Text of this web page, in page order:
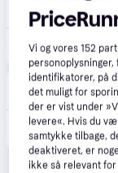
49 kr.
World of Goo 2
49 kr.
World of Goo 2
Vi og vores152
identifikatorer, på
det muligt for
der er vist under
levere«. Hvis du
samtykke tilbage,
deaktiveret, er
ikke så relevant for